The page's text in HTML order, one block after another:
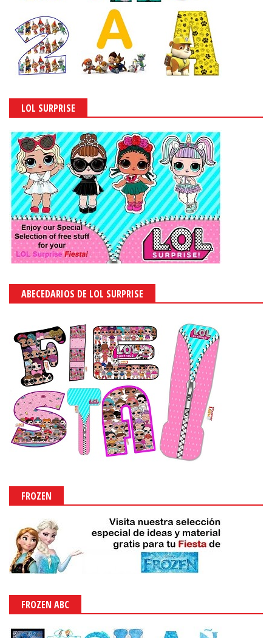
LOL SURPRISE
ABECEDARIOS DE LOL SURPRISE
FROZEN
FROZEN ABC